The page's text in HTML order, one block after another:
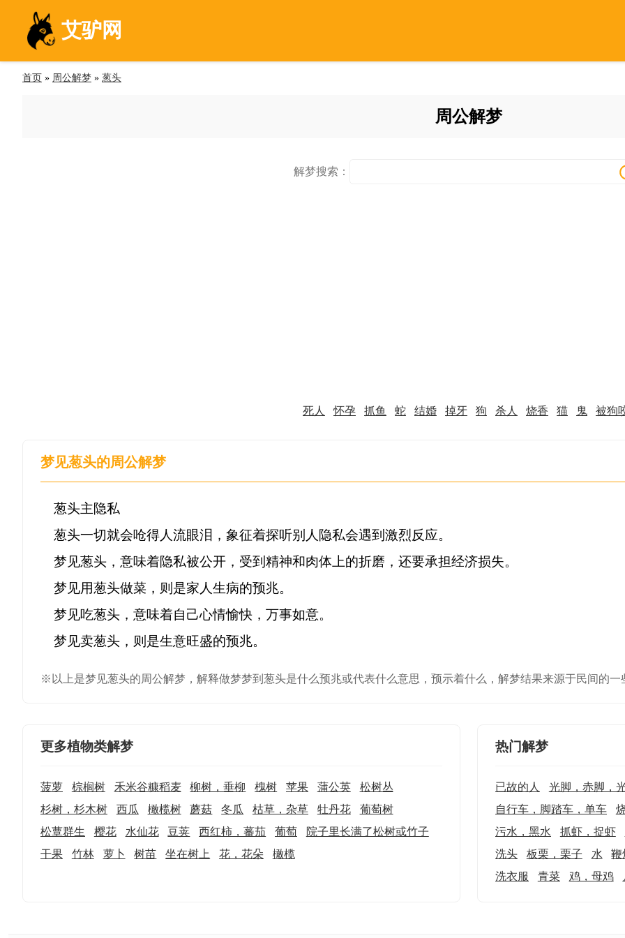
艾驴网
首页 » 周公解梦 » 葱头
周公解梦
解梦搜索：
死人 怀孕 抓鱼 蛇 结婚 掉牙 狗 杀人 烧香 猫 鬼 被狗
梦见葱头的周公解梦
葱头主隐私
葱头一切就会呛得人流眼泪，象征着探听别人隐私会遇到激烈反应。
梦见葱头，意味着隐私被公开，受到精神和肉体上的折磨，还要承担经济损失。
梦见用葱头做菜，则是家人生病的预兆。
梦见吃葱头，意味着自己心情愉快，万事如意。
※以上是梦见葱头的周公解梦，解释做梦梦到葱头是什么预兆或代表什么意思，预示着什么，解梦结果来源于民间的
更多植物类解梦
菠萝 棕榈树 禾米谷糠稻麦 柳树，垂柳 槐树 苹果 蒲公英
松树丛
杉树，杉木树
西瓜 橄榄树 蘑菇 冬瓜 枯草，杂草 牡丹花
葡萄树
松蕈群生
樱花 水仙花 豆荚 西红柿，蕃茄 葡萄
院子里长满了松树或竹子
干果
竹林 萝卜 树苗 坐在树上 花，花朵 橄榄
热门解梦
已故的人
光脚，赤脚，
自行车，脚踏车，单车
污水，黑水
抓虾，捉虾
洗头
板栗，栗子 水
鞭
洗衣服
青菜 鸡，母鸡